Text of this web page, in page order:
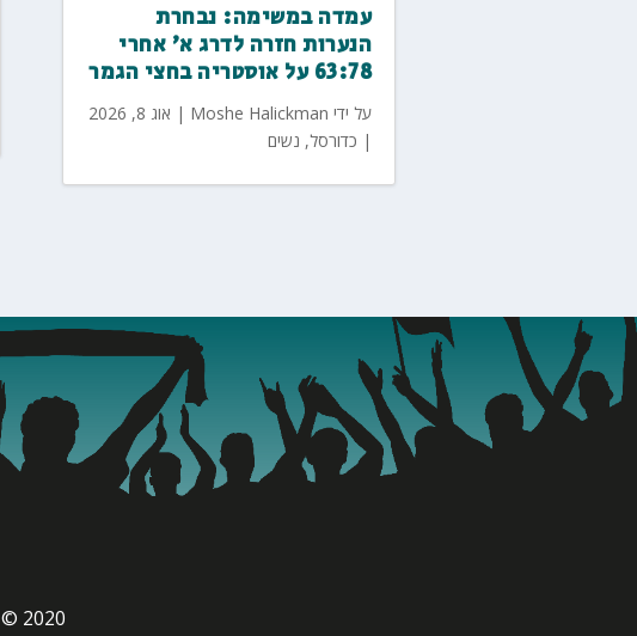
עמדה במשימה: נבחרת
הנערות חזרה לדרג א' אחרי
63:78 על אוסטריה בחצי הגמר
על ידי Moshe Halickman
| אוג 8, 2026
| כדורסל, נשים
© 2020